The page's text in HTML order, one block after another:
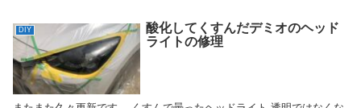
DIY
酸化してくすんだデミオのヘッド
ライトの修理